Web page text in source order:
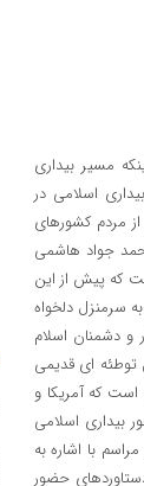
مسیر بیداری
اسلامی در
مردم کشورهای
جواد هاشمی
که پیش از این
سرمنزل دلخواه
دشمنان اسلام
ای قدیمی
که آمریکا و
اسلامی
با اشاره به
حضور